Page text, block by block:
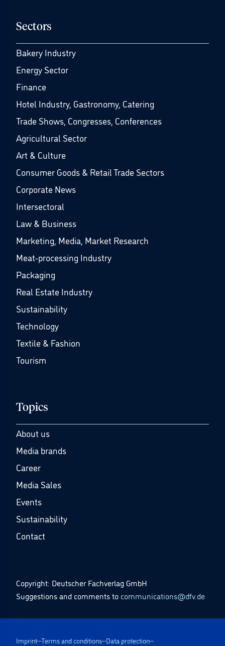
Sectors
Bakery Industry
Energy Sector
Finance
Hotel Industry, Gastronomy, Catering
Trade Shows, Congresses, Conferences
Agricultural Sector
Art & Culture
Consumer Goods & Retail Trade Sectors
Corporate News
Intersectoral
Law & Business
Marketing, Media, Market Research
Meat-processing Industry
Packaging
Real Estate Industry
Sustainability
Technology
Textile & Fashion
Tourism
Topics
About us
Media brands
Career
Media Sales
Events
Sustainability
Contact
Copyright: Deutscher Fachverlag GmbH
Suggestions and comments to communications@dfv.de
Imprint Terms and conditions Data protection